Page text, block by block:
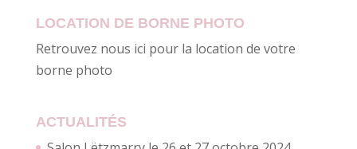
LOCATION DE BORNE PHOTO
Retrouvez nous ici pour la location de votre
borne photo
ACTUALITÉS